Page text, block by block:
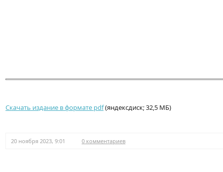
Скачать издание в формате pdf(яндексдиск; 32,5 МБ)
20 ноября 2023, 9:01 0 комментариев